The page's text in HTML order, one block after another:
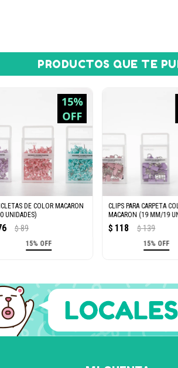
PRODUCTOS QUE TE
DE COLOR MACARON
UNIDADES)
$ 89
15% OFF
CLIPS PARA CARPETA
MACARON (19 MM/19
$ 118 $ 139
15% OFF